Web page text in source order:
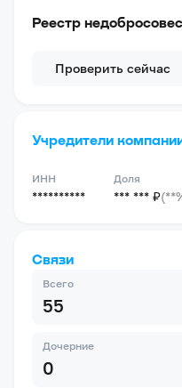
Реестр
Проверить сейчас
Учредители
ИНН
**********
Доля
*** *** ₽
Связи
Всего
55
Дочерние
0